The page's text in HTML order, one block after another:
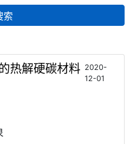
索
热解硬碳材料 2020-
12-01